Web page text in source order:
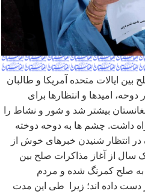
ایالات متحده آمریکا و طالبان
امیدها و انتظارها برای
بیشتر شد و شور و نشاط را
داشت. چشم ها به دوحه دوخته
انتظار شنیدن خبرهای خوش از
سال از آغاز مذاکرات صلح بین
به صلح کمرنگ شده و مردم
دست داده اند؛ زیرا طی این مدت